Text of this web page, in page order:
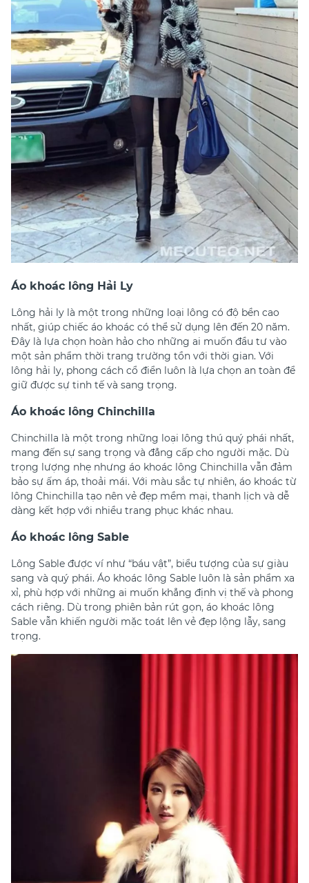
Áo khoác lông Hải Ly
Lông hải ly là một trong những loại lông có độ bền cao
nhất, giúp chiếc áo khoác có thể sử dụng lên đến 20 năm.
Đây là lựa chọn hoàn hảo cho những ai muốn đầu tư vào
một sản phẩm thời trang trường tồn với thời gian. Với
lông hải ly, phong cách cổ điển luôn là lựa chọn an toàn để
giữ được sự tinh tế và sang trọng.
Áo khoác lông Chinchilla
Chinchilla là một trong những loại lông thú quý phái nhất,
mang đến sự sang trọng và đẳng cấp cho người mặc. Dù
trọng lượng nhẹ nhưng áo khoác lông Chinchilla vẫn đảm
bảo sự ấm áp, thoải mái. Với màu sắc tự nhiên, áo khoác từ
lông Chinchilla tạo nên vẻ đẹp mềm mại, thanh lịch và dễ
dàng kết hợp với nhiều trang phục khác nhau.
Áo khoác lông Sable
Lông Sable được ví như “báu vật”, biểu tượng của sự giàu
sang và quý phái. Áo khoác lông Sable luôn là sản phẩm xa
xỉ, phù hợp với những ai muốn khẳng định vị thế và phong
cách riêng. Dù trong phiên bản rút gọn, áo khoác lông
Sable vẫn khiến người mặc toát lên vẻ đẹp lộng lẫy, sang
trọng.